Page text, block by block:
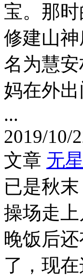
宝。那
修建山
名为慧
妈在外
...
2019/10/
文章 无
已是秋
操场走
晚饭后
了，现